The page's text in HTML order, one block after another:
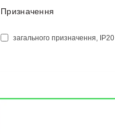
Призначення
загального призначення, IP20